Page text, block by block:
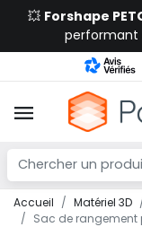
💥 Forshape
performant
Accueil Matériel 3D
Sac de rangement